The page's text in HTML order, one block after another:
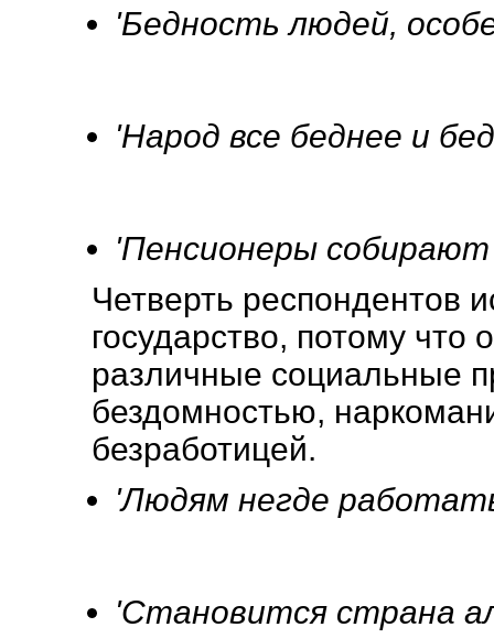
'Бедность людей,
'Народ все беднее и
'Пенсионеры
Четверть респондентов
государство, потому
различные социальные
бездомностью,
безработицей.
'Людям негде
'Становится страна